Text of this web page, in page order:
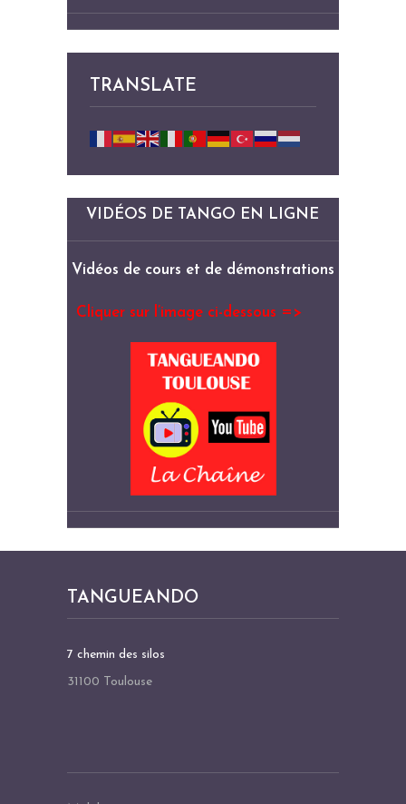
TRANSLATE
VIDÉOS DE TANGO EN LIGNE
Vidéos de cours et de démonstrations
Cliquer sur l’image ci-dessous =>
TANGUEANDO
7 chemin des silos
31100 Toulouse